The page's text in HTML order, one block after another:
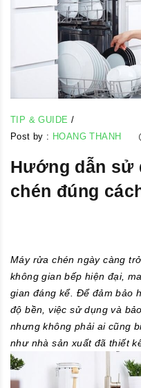
TIP & GUIDE /
Post by : HOANG THANH
Hướng dẫn sử
chén đúng
Máy rửa chén ngày càng
không gian bếp hiện đại,
gian đáng kể. Để đảm bảo
độ bền, việc sử dụng và
nhưng không phải ai cũng
như nhà sản xuất đã thiết